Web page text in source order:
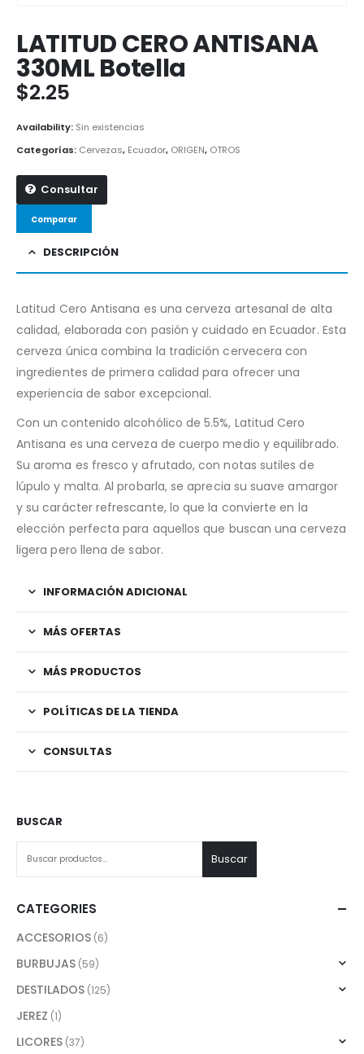
LATITUD CERO ANTISANA
330ML Botella
$2.25
Availability: Sin existencias
Categorías: Cervezas, Ecuador, ORIGEN, OTROS
Consultar
Comparar
DESCRIPCIÓN
Latitud Cero Antisana es una cerveza artesanal de alta
calidad, elaborada con pasión y cuidado en Ecuador. Esta
cerveza única combina la tradición cervecera con
ingredientes de primera calidad para ofrecer una
experiencia de sabor excepcional.
Con un contenido alcohólico de 5.5%, Latitud Cero
Antisana es una cerveza de cuerpo medio y equilibrado.
Su aroma es fresco y afrutado, con notas sutiles de
lúpulo y malta. Al probarla, se aprecia su suave amargor
y su carácter refrescante, lo que la convierte en la
elección perfecta para aquellos que buscan una cerveza
ligera pero llena de sabor.
INFORMACIÓN ADICIONAL
MÁS OFERTAS
MÁS PRODUCTOS
POLÍTICAS DE LA TIENDA
CONSULTAS
BUSCAR
Buscar
CATEGORIES
ACCESORIOS (6)
BURBUJAS (59)
DESTILADOS (125)
JEREZ (1)
LICORES (37)